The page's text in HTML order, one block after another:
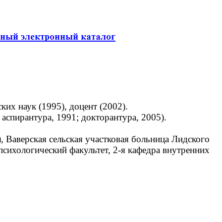
наук (1995), доцент (2002).
1991; докторантура, 2005).
сельская участковая больница Лидского
факультет, 2-я кафедра внутренних